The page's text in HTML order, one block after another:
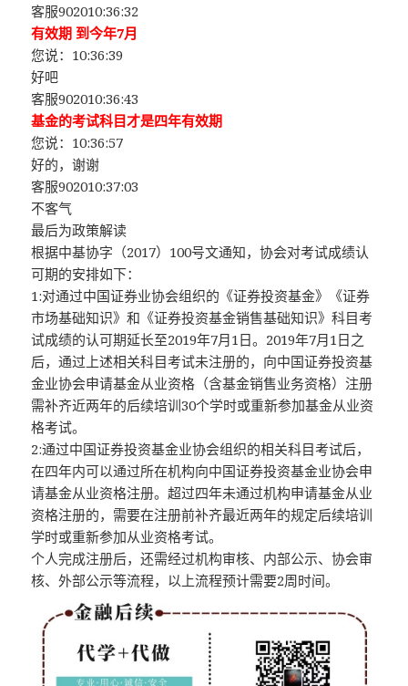
客服902010:36:32
有效期 到今年7月
您说：10:36:39
好吧
客服902010:36:43
基金的考试科目才是四年有效期
您说：10:36:57
好的，谢谢
客服902010:37:03
不客气
最后为政策解读
根据中基协字（2017）100号文通知，协会对考试成绩认
可期的安排如下：
1:对通过中国证券业协会组织的《证券投资基金》《证券
市场基础知识》和《证券投资基金销售基础知识》科目考
试成绩的认可期延长至2019年7月1日。2019年7月1日之
后，通过上述相关科目考试未注册的，向中国证券投资基
金业协会申请基金从业资格（含基金销售业务资格）注册
需补齐近两年的后续培训30个学时或重新参加基金从业资
格考试。
2:通过中国证券投资基金业协会组织的相关科目考试后，
在四年内可以通过所在机构向中国证券投资基金业协会申
请基金从业资格注册。超过四年未通过机构申请基金从业
资格注册的，需要在注册前补齐最近两年的规定后续培训
学时或重新参加从业资格考试。
个人完成注册后，还需经过机构审核、内部公示、协会审
核、外部公示等流程，以上流程预计需要2周时间。